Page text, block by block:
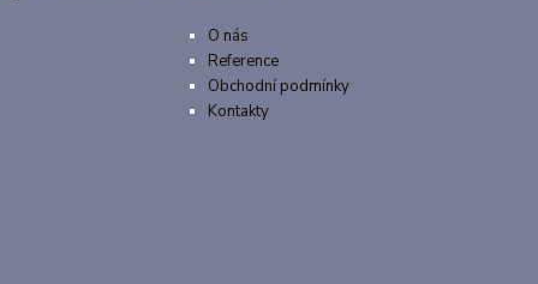
O nás
Reference
Obchodní podmínky
Kontakty